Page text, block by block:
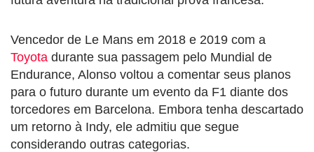
Vencedor de Le Mans em 2018 e 2019 com a
Toyota durante sua passagem pelo Mundial de
Endurance, Alonso voltou a comentar seus planos
para o futuro durante um evento da F1 diante dos
torcedores em Barcelona. Embora tenha descartado
um retorno à Indy, ele admitiu que segue
considerando outras categorias.